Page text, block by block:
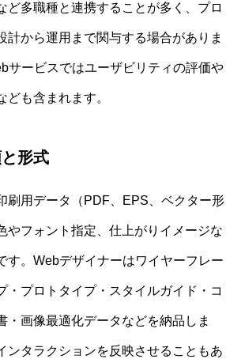
ど多職種と連携することが多く、プロ
計から運用まで関与する場合がありま
サービスではユーザビリティの評価や
ども含まれます。
形式
刷用データ（PDF、EPS、ベクター形
やフォント指定、仕上がりイメージな
す。Webデザイナーはワイヤーフレー
・プロトタイプ・スタイルガイド・コ
・画像最適化データなどを納品しま
ンタラクションを反映させることもあ